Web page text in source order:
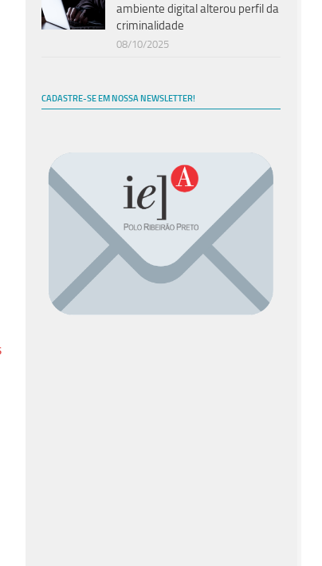
ambiente digital alterou perfil da
criminalidade
08/10/2025
CADASTRE-SE EM NOSSA NEWSLETTER!